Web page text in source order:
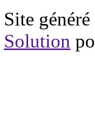
Site
Solution